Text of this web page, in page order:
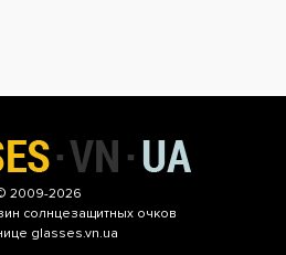
2009-2026
солнцезащитных очков
glasses.vn.ua